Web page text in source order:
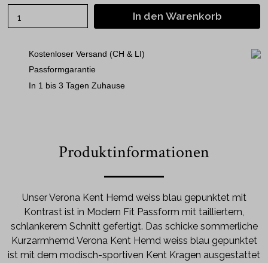
In den Warenkorb
Kostenloser Versand (CH & LI)
Passformgarantie
In 1 bis 3 Tagen Zuhause
Produktinformationen
Unser Verona Kent Hemd weiss blau gepunktet mit
Kontrast ist in Modern Fit Passform mit tailliertem,
schlankerem Schnitt gefertigt. Das schicke sommerliche
Kurzarmhemd Verona Kent Hemd weiss blau gepunktet
ist mit dem modisch-sportiven Kent Kragen ausgestattet